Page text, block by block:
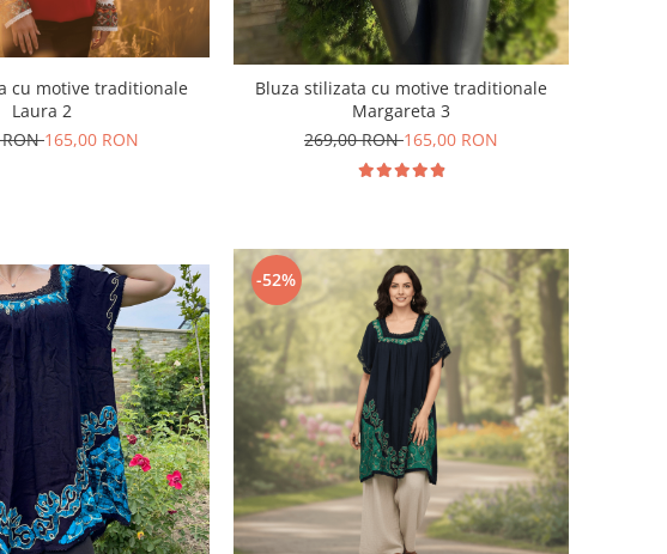
cu motive traditionale
Laura 2
RON165,00 RON
Bluza stilizata cu motive traditionale
Margareta 3
269,00 RON165,00 RON
-52%